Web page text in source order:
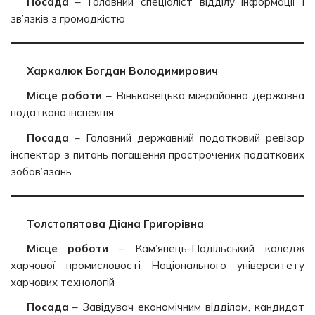
зв’язків з громадкістю
Харкалюк Богдан Володимирович
Місце роботи – Віньковецька міжрайонна державна
податкова інспекція
Посада – Головний державний податковий ревізор
інспектор з питань погашення прострочених податкових
зобов’язань
Толстопятова Діана Григорівна
Місце роботи – Кам’янець-Подільський коледж
харчової промисловості Національного університету
харчових технологій
Посада – Завідувач економічним відділом, кандидат